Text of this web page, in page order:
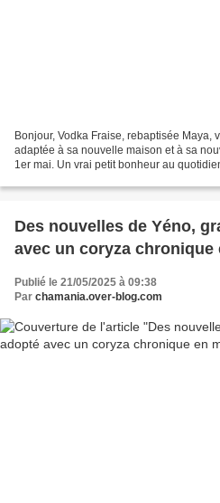
Bonjour, Vodka Fraise, rebaptisée Maya,
adaptée à sa nouvelle maison et à sa
1er mai. Un vrai petit bonheur au
Des nouvelles de Yéno,
avec un coryza chronique
Publié le 21/05/2025 à 09:38
Par chamania.over-blog.com